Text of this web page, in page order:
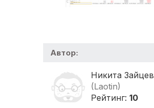
Автор:
Никита Зайцев
(Laotin)
Рейтинг: 10